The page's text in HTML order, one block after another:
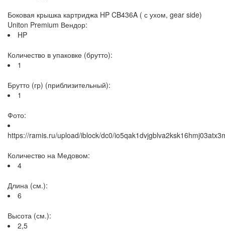
Боковая крышка картриджа HP CB436A ( с ухом, gear side)
Uniton Premium Вендор:
HP
Количество в упаковке (брутто):
1
Брутто (гр) (приблизительный):
1
Фото:
https://ramis.ru/upload/iblock/dc0/
Количество на Медовом:
4
Длина (см.):
6
Высота (см.):
2,5